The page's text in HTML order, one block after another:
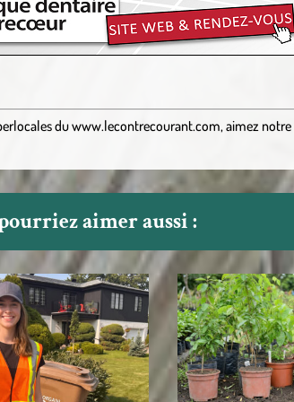
duwww.lecontrecourant.com, aimez notre
aimer aussi :